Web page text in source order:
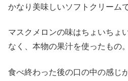
かなり美味しいソフトクリームで
マスクメロンの味はちょいちょ
なく、本物の果汁を使ったもの。
食べ終わった後の口の中の感じ